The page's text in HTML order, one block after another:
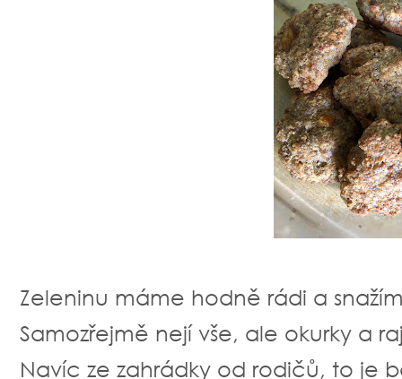
Zeleninu máme hodně rádi a
Samozřejmě nejí vše, ale okurky a
Navíc ze zahrádky od rodičů, to je